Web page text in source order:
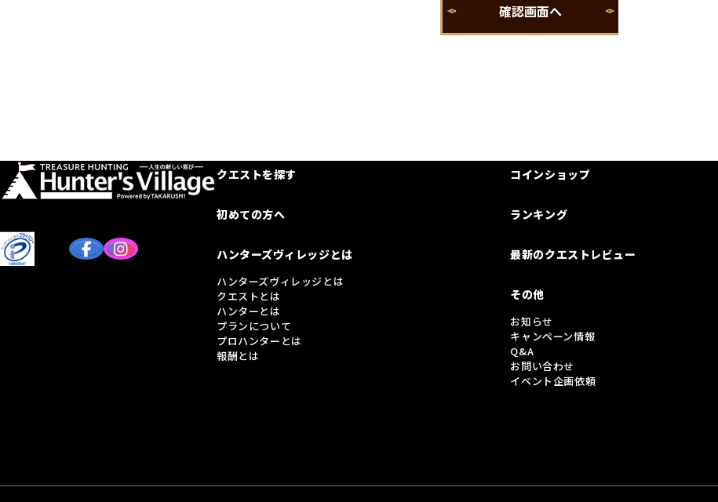
クエストを探す
初めての方へ
ハンターズヴィレッジとは
ハンターズヴィレッジとは
クエストとは
ハンターとは
プランについて
プロハンターとは
報酬とは
コインショップ
ランキング
最新のクエストレビュー
その他
お知らせ
キャンペーン情報
Q&A
お問い合わせ
イベント企画依頼